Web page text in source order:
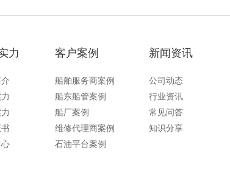
力 客户案例
船舶服务商案例
船东船管案例
船厂案例
维修代理商案例
石油平台案例
新闻资讯
公司动态
行业资讯
常见问答
知识分享